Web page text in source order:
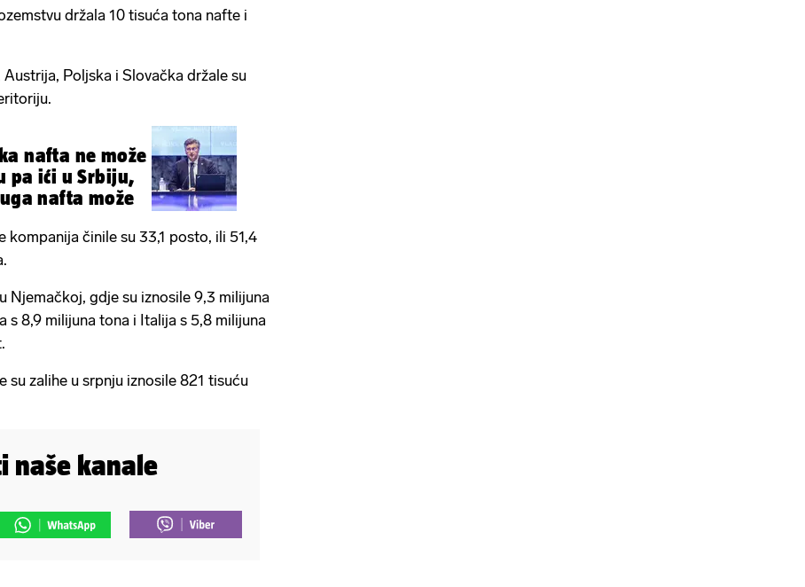
držala 10 tisuća tona nafte i
Poljska i Slovačka držale su
nafta ne može
pa ići u Srbiju,
nafta može
kompanija činile su 33,1 posto, ili 51,4
Njemačkoj, gdje su iznosile 9,3 milijuna
s 8,9 milijuna tona i Italija s 5,8 milijuna
su zalihe u srpnju iznosile 821 tisuću
naše kanale